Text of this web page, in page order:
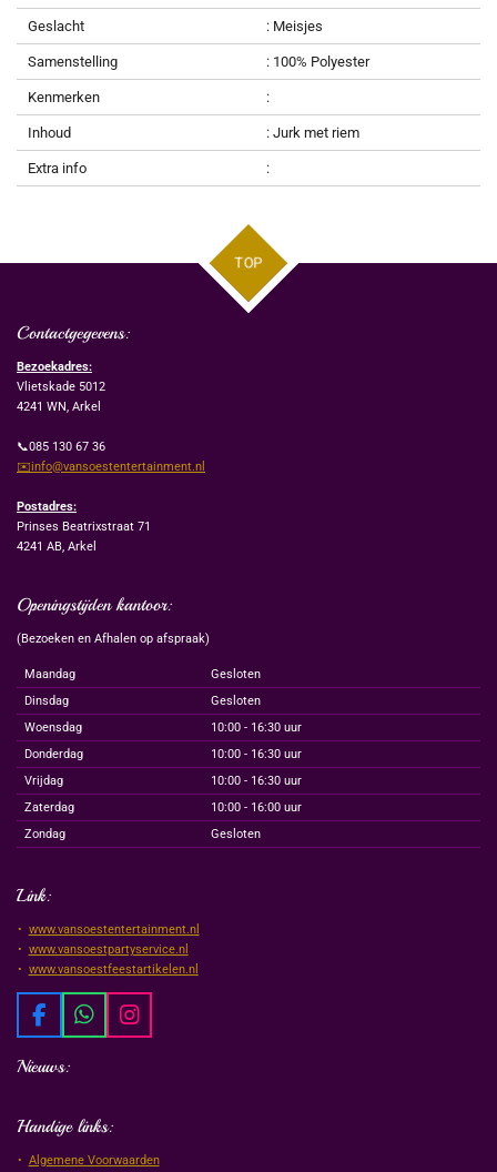
Geslacht : Meisjes
Samenstelling : 100% Polyester
Kenmerken :
Inhoud : Jurk met riem
Extra info :
TOP
Contactgegevens:
Bezoekadres:
Vlietskade 5012
4241 WN, Arkel
📞085 130 67 36
✉️info@vansoestentertainment.nl
Postadres:
Prinses Beatrixstraat 71
4241 AB, Arkel
Openingstijden kantoor:
(Bezoeken en Afhalen op afspraak)
Maandag
Gesloten
Dinsdag
Gesloten
Woensdag
10:00 - 16:30 uur
Donderdag
10:00 - 16:30 uur
Vrijdag
10:00 - 16:30 uur
Zaterdag
10:00 - 16:00 uur
Zondag
Gesloten
Link:
www.vansoestentertainment.nl
www.vansoestpartyservice.nl
www.vansoestfeestartikelen.nl
F
a
c
o
o
W
h
A
I
n
Nieuws:
Handige links:
Algemene Voorwaarden